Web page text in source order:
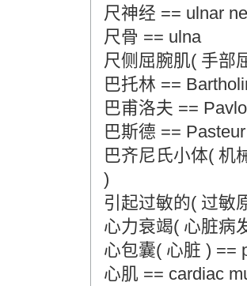
尺神经 == ulnar
尺骨 == ulna
尺侧屈腕肌( 手部
巴托林 ==
巴甫洛夫 ==
巴斯德 ==
巴齐尼氏小体( 机
)
引起过敏的( 过敏
心力衰竭( 心脏病
心包囊( 心脏 ) ==
心肌 == cardiac